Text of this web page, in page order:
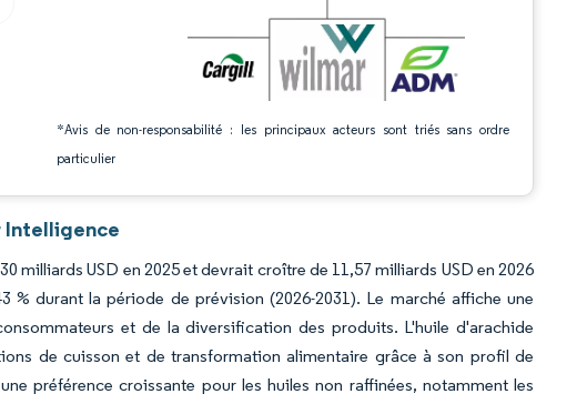
*Avis de non-responsabilité : les principaux acteurs sont triés sans ordre
particulier
Intelligence
milliards USD en 2025 et devrait croître de 11,57 milliards USD en 2026
durant la période de prévision (2026-2031). Le marché affiche une
et de la diversification des produits. L'huile d'arachide
de cuisson et de transformation alimentaire grâce à son profil de
préférence croissante pour les huiles non raffinées, notamment les